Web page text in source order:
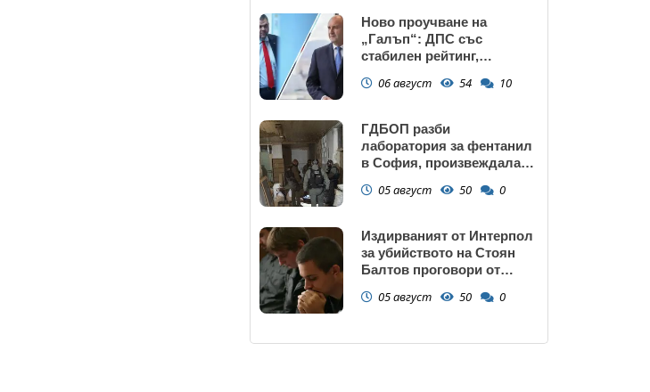
Ново проучване на
„Галъп“: ДПС със
стабилен рейтинг,
запазва
06 август 54 10
ГДБОП разби
лаборатория за фентанил
в София, произвеждала
(снимки)
05 август 50 0
Издирваният от Интерпол
за убийството на Стоян
Балтов проговори от
05 август 50 0